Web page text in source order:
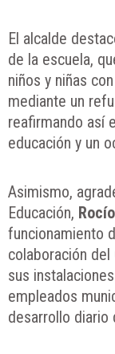
El alcalde
de la escuela,
niños y niñas
mediante un
reafirmando así
educación y un
Asimismo,
Educación,
funcionamiento
colaboración del
sus
empleados
desarrollo diario